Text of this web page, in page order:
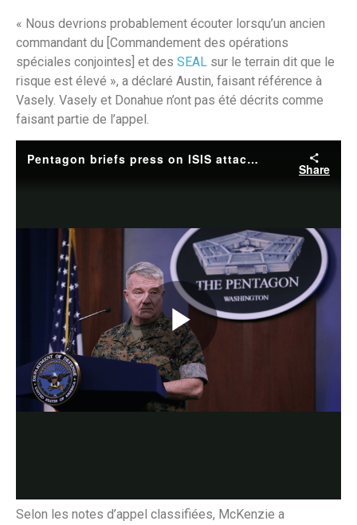
« Nous devrions probablement écouter lorsqu’un ancien
commandant du [Commandement des opérations
spéciales conjointes] et des SEAL sur le terrain dit que le
risque est élevé », a déclaré Austin, faisant référence à
Vasely. Vasely et Donahue n’ont pas été décrits comme
faisant partie de l’appel.
Selon les notes d’appel classifiées, McKenzie a